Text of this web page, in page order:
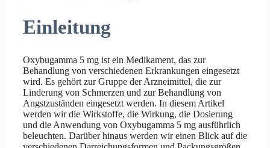
Einleitung
Oxybugamma 5 mg ist ein Medikament, das zur
Behandlung von verschiedenen Erkrankungen eingesetzt
wird. Es gehört zur Gruppe der Arzneimittel, die zur
Linderung von Schmerzen und zur Behandlung von
Angstzuständen eingesetzt werden. In diesem Artikel
werden wir die Wirkstoffe, die Wirkung, die Dosierung
und die Anwendung von Oxybugamma 5 mg ausführlich
beleuchten. Darüber hinaus werden wir einen Blick auf die